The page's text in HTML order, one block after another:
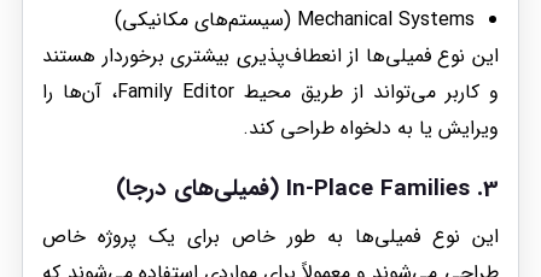
Mechanical Systems (سیستم‌های مکانیکی)
این نوع فمیلی‌ها از انعطاف‌پذیری بیشتری برخوردار هستند
و کاربر می‌تواند از طریق محیط Family Editor، آن‌ها را
ویرایش یا به دلخواه طراحی کند.
3.
In-Place Families (فمیلی‌های درجا)
این نوع فمیلی‌ها به طور خاص برای یک پروژه خاص